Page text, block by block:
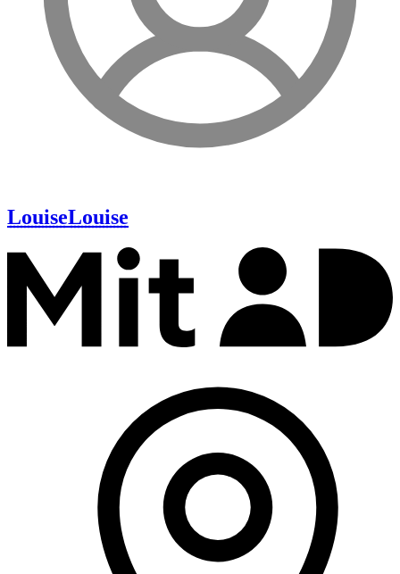
LouiseLouise